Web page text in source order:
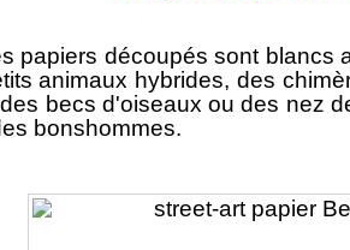
découpés sont blancs
animaux hybrides, des
becs d'oiseaux ou des nez
bonshommes.